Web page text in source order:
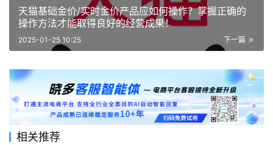
天猫基础金价/实时金价产品应如何操作？掌握正确的
操作方法才能取得良好的经营成果！
下一篇
2025-01-25 10:25
相关推荐